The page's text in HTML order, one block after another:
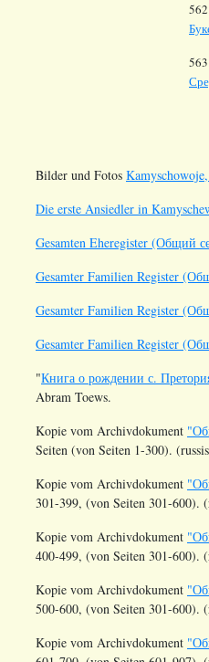
Bilder und Fotos
Die erste Ansiedler in
Gesamten Eheregister (Общий
Gesamter Familien Register
Gesamter Familien Register
Gesamter Familien Register
"Книга о рождении с.
Abram Toews.
Kopie vom Archivdokument
Seiten (von Seiten 1-300).
Kopie vom Archivdokument
301-399, (von Seiten 301-600).
Kopie vom Archivdokument
400-499, (von Seiten 301-600).
Kopie vom Archivdokument
500-600, (von Seiten 301-600).
Kopie vom Archivdokument